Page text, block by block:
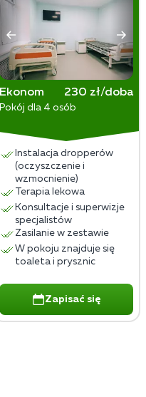
Ekonom 230 zł/doba
Pokój dla 4 osób
Instalacja dropperów
(oczyszczenie i
wzmocnienie)
Terapia lekowa
Konsultacje i superwizje
specjalistów
Zasilanie w zestawie
W pokoju znajduje się
toaleta i prysznic
Zapisać się